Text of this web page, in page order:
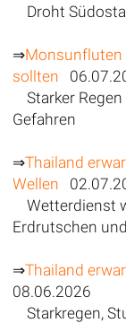
Droht
⇒Monsunfluten
sollten
Starker
Gefahren
⇒Thailand
Wellen
Wetterdienst
Erdrutschen
⇒Thailand
08.06.2026
Starkregen,